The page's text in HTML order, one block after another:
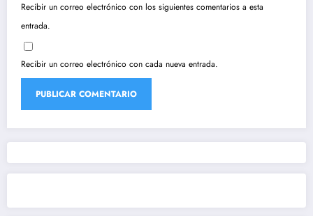
Recibir un correo electrónico con los siguientes comentarios a esta
entrada.
Recibir un correo electrónico con cada nueva entrada.